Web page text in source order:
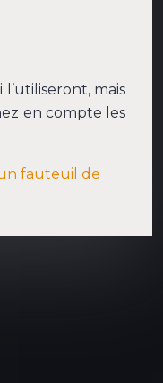
mais
en compte les
fauteuil de